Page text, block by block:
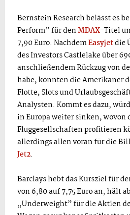
Bernstein Research belässt es
Perform” für denMDAX-Titel
7,90 Euro. NachdemEasyjetdie
des Investors Castlelake über
anschließendem Rückzug von
habe, könnten die Amerikaner
Flotte, Slots und
Analysten. Kommt es dazu,
in Europa weiter sinken, wovon
Fluggesellschaften profitieren
allerdings allen voran für die
Jet2.
Barclays hebt das Kursziel für
von 6,80 auf 7,75 Euro an, hält
„Underweight” für die Aktien